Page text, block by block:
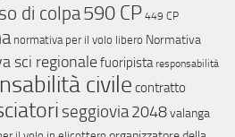
di colpa590 CP 449 CP
normativa per il volo libero Normativa
sci regionalefuoripista responsabilità
civile contratto
seggiovia2048valanga